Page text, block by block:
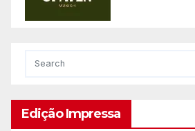
Edição Impressa